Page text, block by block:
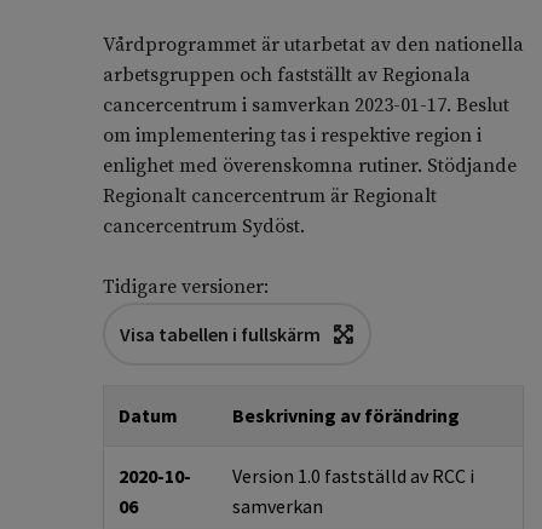
Vårdprogrammet är utarbetat av den nationella
arbetsgruppen och fastställt av Regionala
cancercentrum i samverkan 2023-01-17. Beslut
om implementering tas i respektive region i
enlighet med överenskomna rutiner. Stödjande
Regionalt cancercentrum är Regionalt
cancercentrum Sydöst.
Tidigare versioner:
Visa tabellen i fullskärm
Datum Beskrivning av förändring
2020-10-
06
Version 1.0 fastställd av RCC i
samverkan